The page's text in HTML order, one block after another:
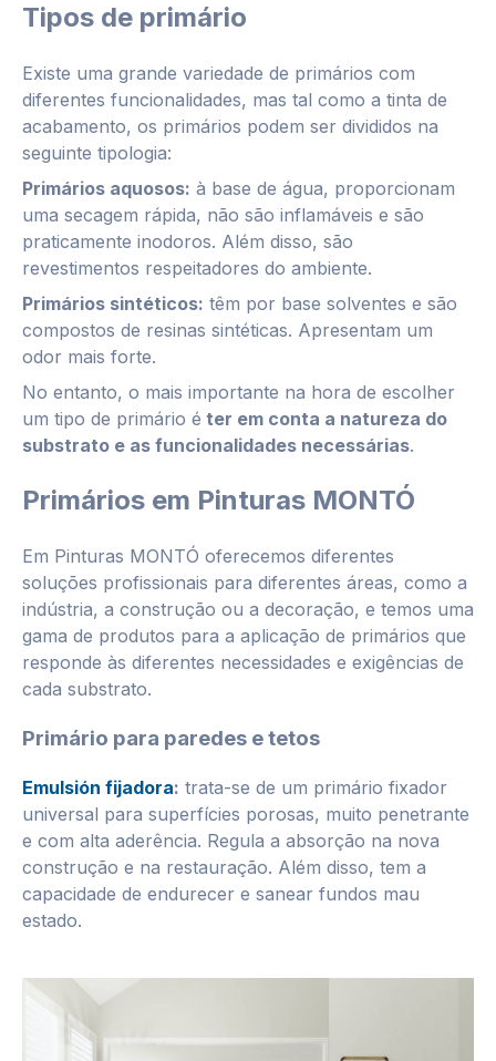
Tipos de primário
Existe uma grande variedade de primários com
diferentes funcionalidades, mas tal como a tinta de
acabamento, os primários podem ser divididos na
seguinte tipologia:
Primários aquosos: à base de água, proporcionam
uma secagem rápida, não são inflamáveis e são
praticamente inodoros. Além disso, são
revestimentos respeitadores do ambiente.
Primários sintéticos: têm por base solventes e são
compostos de resinas sintéticas. Apresentam um
odor mais forte.
No entanto, o mais importante na hora de escolher
um tipo de primário é ter em conta a natureza do
substrato e as funcionalidades necessárias.
Primários em Pinturas MONTÓ
Em Pinturas MONTÓ oferecemos diferentes
soluções profissionais para diferentes áreas, como a
indústria, a construção ou a decoração, e temos uma
gama de produtos para a aplicação de primários que
responde às diferentes necessidades e exigências de
cada substrato.
Primário para paredes e tetos
Emulsión fijadora: trata-se de um primário fixador
universal para superfícies porosas, muito penetrante
e com alta aderência. Regula a absorção na nova
construção e na restauração. Além disso, tem a
capacidade de endurecer e sanear fundos mau
estado.